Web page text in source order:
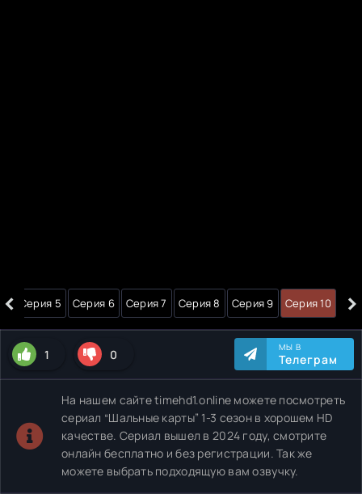
‹ Серия 5 Серия 6 Серия 7 Серия 8 Серия 9 Серия 10 ›
1 0 МЫ В
Телеграм
На нашем сайте timehd1.online можете посмотреть
сериал “Шальные карты” 1-3 сезон в хорошем HD
качестве. Сериал вышел в 2024 году, смотрите
онлайн бесплатно и без регистрации. Так же
можете выбрать подходящую вам озвучку.